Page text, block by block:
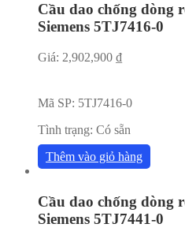
Cầu dao chống dòng
Siemens 5TJ7416-0
Giá: 2,902,900 ₫
Mã SP: 5TJ7416-0
Tình trạng: Có sẵn
Thêm vào giỏ hàng
Cầu dao chống dòng
Siemens 5TJ7441-0